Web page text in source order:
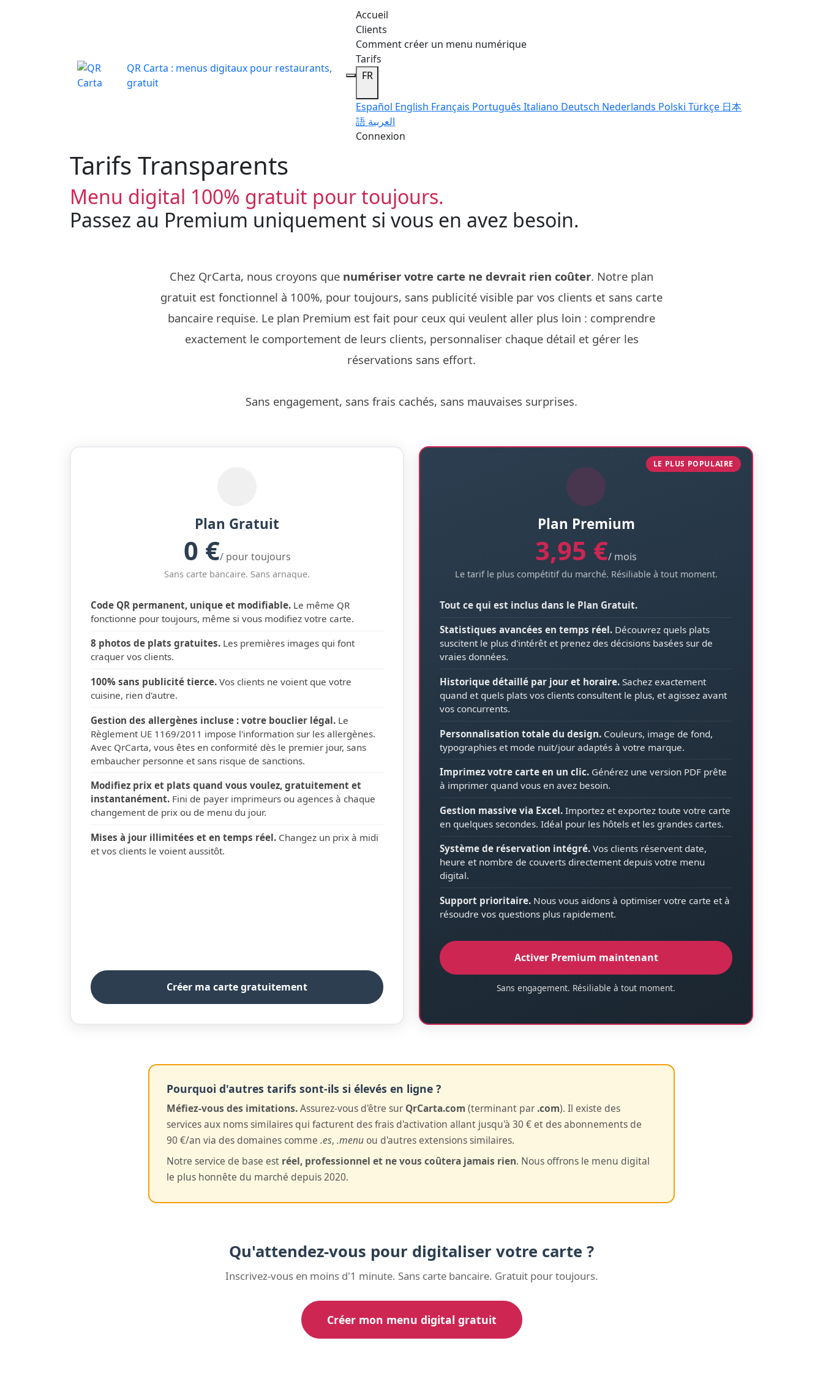
QR Carta : menus digitaux pour restaurants,
gratuit
Accueil
Clients
Comment créer un menu numérique
Tarifs
FR
Español English Français PortuguêsItaliano Deutsch Nederlands PolskiTürkçe 日本
語 العربية
Connexion
Tarifs Transparents
Menu digital 100% gratuit pour toujours.
Passez au Premium uniquement si vous en avez besoin.
Chez QrCarta, nous croyons que numériser votre carte ne devrait rien coûter. Notre plan
gratuit est fonctionnel à 100%, pour toujours, sans publicité visible par vos clients et sans carte
bancaire requise. Le plan Premium est fait pour ceux qui veulent aller plus loin : comprendre
exactement le comportement de leurs clients, personnaliser chaque détail et gérer les
réservations sans effort.
Sans engagement, sans frais cachés, sans mauvaises surprises.
Plan Gratuit
0 €/ pour toujours
Sans carte bancaire. Sans arnaque.
Code QR permanent, unique et modifiable. Le même QR
fonctionne pour toujours, même si vous modifiez votre carte.
8 photos de plats gratuites. Les premières images qui font
craquer vos clients.
100% sans publicité tierce. Vos clients ne voient que votre
cuisine, rien d'autre.
Gestion des allergènes incluse : votre bouclier légal. Le
Règlement UE 1169/2011 impose l'information sur les allergènes.
Avec QrCarta, vous êtes en conformité dès le premier jour, sans
embaucher personne et sans risque de sanctions.
Modifiez prix et plats quand vous voulez, gratuitement et
instantanément. Fini de payer imprimeurs ou agences à chaque
changement de prix ou de menu du jour.
Mises à jour illimitées et en temps réel. Changez un prix à midi
et vos clients le voient aussitôt.
Créer ma carte gratuitement
LE PLUS POPULAIRE
Plan Premium
3,95 €/ mois
Le tarif le plus compétitif du marché. Résiliable à tout moment.
Tout ce qui est inclus dans le Plan Gratuit.
Statistiques avancées en temps réel. Découvrez quels plats
suscitent le plus d'intérêt et prenez des décisions basées sur de
vraies données.
Historique détaillé par jour et horaire. Sachez exactement
quand et quels plats vos clients consultent le plus, et agissez avant
vos concurrents.
Personnalisation totale du design. Couleurs, image de fond,
typographies et mode nuit/jour adaptés à votre marque.
Imprimez votre carte en un clic. Générez une version PDF prête
à imprimer quand vous en avez besoin.
Gestion massive via Excel. Importez et exportez toute votre carte
en quelques secondes. Idéal pour les hôtels et les grandes cartes.
Système de réservation intégré. Vos clients réservent date,
heure et nombre de couverts directement depuis votre menu
digital.
Support prioritaire. Nous vous aidons à optimiser votre carte et à
résoudre vos questions plus rapidement.
Activer Premium maintenant
Sans engagement. Résiliable à tout moment.
Pourquoi d'autres tarifs sont-ils si élevés en ligne ?
Méfiez-vous des imitations.Assurez-vous d'être sur QrCarta.com (terminant par .com). Il existe des
services aux noms similaires qui facturent des frais d'activation allant jusqu'à 30 € et des abonnements de
90 €/an via des domaines comme .es, .menu ou d'autres extensions similaires.
Notre service de base est réel, professionnel et ne vous coûtera jamais rien. Nous offrons le menu digital
le plus honnête du marché depuis 2020.
Qu'attendez-vous pour digitaliser votre carte ?
Inscrivez-vous en moins d'1 minute. Sans carte bancaire. Gratuit pour toujours.
Créer mon menu digital gratuit